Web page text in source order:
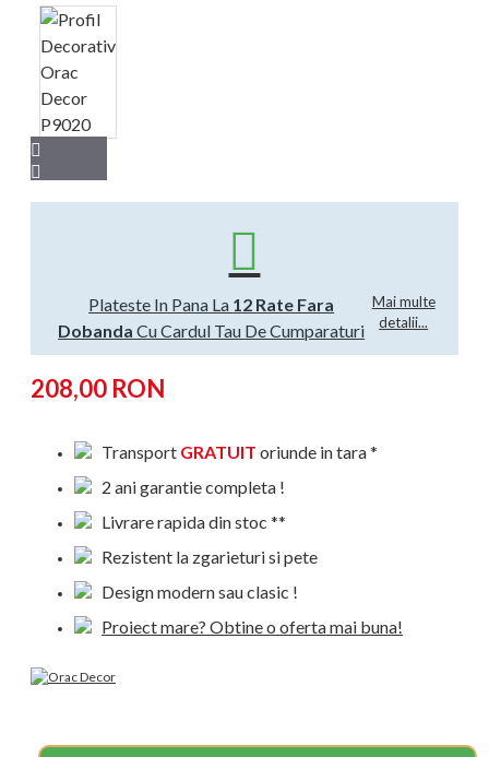
Plateste In Pana La 12 Rate Fara
Dobanda Cu Cardul Tau De Cumparaturi
Mai multe
detalii...
208,00 RON
Transport GRATUIT oriunde in tara *
2 ani garantie completa !
Livrare rapida din stoc **
Rezistent la zgarieturi si pete
Design modern sau clasic !
Proiect mare? Obtine o oferta mai buna!